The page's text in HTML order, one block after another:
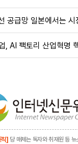
공급망 일본에서는 시
, AI 팩토리 산업혁명
] 당 매체는 독자와 취재원 등 뉴